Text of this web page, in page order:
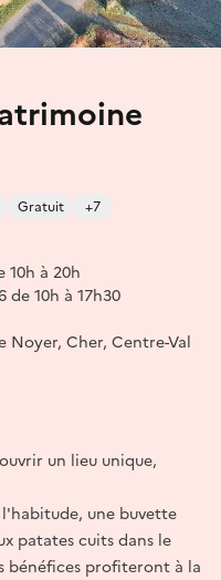
Gratuit +7
10h à 20h
10h à 17h30
Noyer, Cher, Centre-Val
un lieu unique,
une buvette
patates cuits dans le
bénéfices profiteront à la